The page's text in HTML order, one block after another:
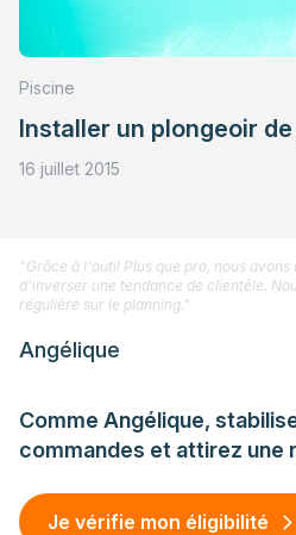
Piscine
Installer un plongeoir
16 juillet 2015
Comme Angélique,
commandes et attirez une
Je vérifie mon éligibilité
"Grâce à l'outil Plus que pro, nous
d'inverser une tendance de clientèle.
régulière sur le planning."
Angélique